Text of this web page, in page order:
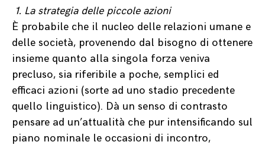
1. La strategia delle piccole azioni
È probabile che il nucleo delle relazioni umane e
delle società, provenendo dal bisogno di ottenere
insieme quanto alla singola forza veniva
precluso, sia riferibile a poche, semplici ed
efficaci azioni (sorte ad uno stadio precedente
quello linguistico). Dà un senso di contrasto
pensare ad un’attualità che pur intensificando sul
piano nominale le occasioni di incontro,